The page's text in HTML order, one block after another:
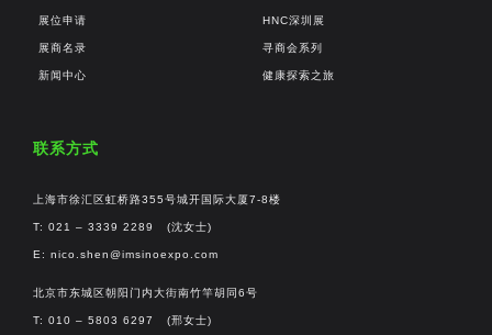
展位申请
展商名录
新闻中心
HNC深圳展
寻商会系列
健康探索之旅
联系方式
上海市徐汇区虹桥路355号城开国际大厦7-8楼
T: 021 – 3339 2289 (沈女士)
E: nico.shen@imsinoexpo.com
北京市东城区朝阳门内大街南竹竿胡同6号
T: 010 – 5803 6297 (邢女士)